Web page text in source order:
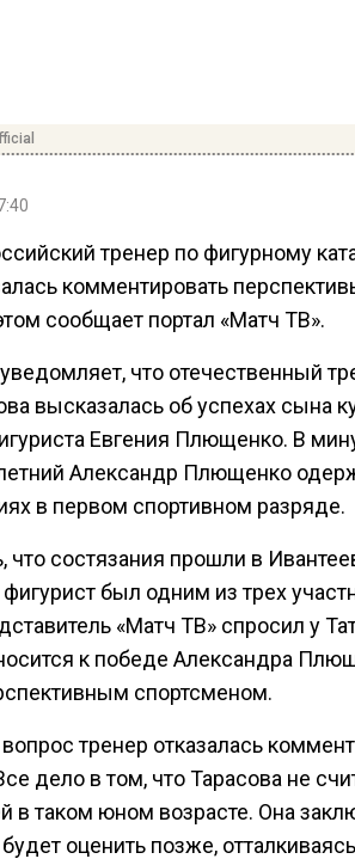
тренер по фигурному
комментировать
сообщает портал «Матч ТВ».
что отечественный
высказалась об успехах сына
Евгения Плющенко. В
Александр Плющенко
в первом спортивном разряде.
что состязания прошли в
был одним из трех
«Матч ТВ» спросил у
к победе Александра
спортсменом.
вопрос тренер отказалась
дело в том, что Тарасова не
в таком юном возрасте. Она
оценить позже,